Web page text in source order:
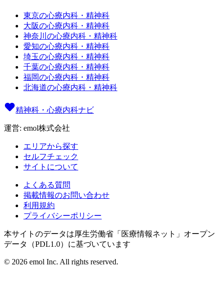
東京の心療内科・精神科
大阪の心療内科・精神科
神奈川の心療内科・精神科
愛知の心療内科・精神科
埼玉の心療内科・精神科
千葉の心療内科・精神科
福岡の心療内科・精神科
北海道の心療内科・精神科
精神科・心療内科ナビ
運営: emol株式会社
エリアから探す
セルフチェック
サイトについて
よくある質問
掲載情報のお問い合わせ
利用規約
プライバシーポリシー
本サイトのデータは厚生労働省「医療情報ネット」オープン
データ（PDL1.0）に基づいています
© 2026 emol Inc. All rights reserved.